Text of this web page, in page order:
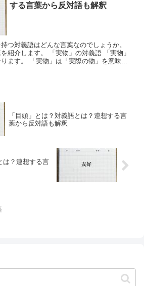
する言葉から反対語も解釈
つ対義語はどんな言葉なのでしょうか。
紹介します。 「実物」の対義語 「実物」
ます。 「実物」は「実際の物」を意味し
「目頭」とは？対義語とは？連想する言
葉から反対語も解釈
は？連想する言